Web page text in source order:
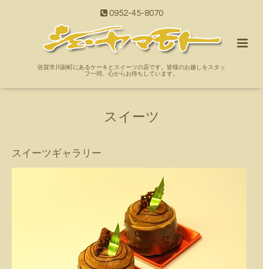
0952-45-8070
佐賀市川副町にあるケーキとスイーツの店です。皆様のお越しをスタッ
フ一同、心からお待ちしています。
スイーツ
スイーツギャラリー